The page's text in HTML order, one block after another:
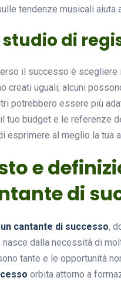
tendenze musicali aiuta
di
il successo è scegliere
creati uguali; alcuni
potrebbero essere più
tuo budget e le referenze
esprimere al meglio la tua
e
di
cantante di successo,
dalla necessità di
tante e le opportunità
orbita attorno a